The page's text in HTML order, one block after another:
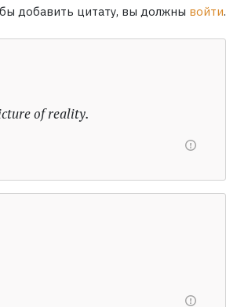
добавить цитату, вы должны войти.
of reality.